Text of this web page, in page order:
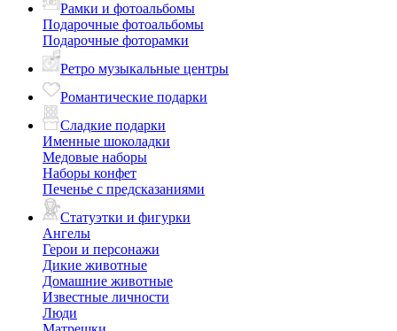
Рамки и фотоальбомы
Подарочные фотоальбомы
Подарочные фоторамки
Ретро музыкальные центры
Романтические подарки
Сладкие подарки
Именные шоколадки
Медовые наборы
Наборы конфет
Печенье с предсказаниями
Статуэтки и фигурки
Ангелы
Герои и персонажи
Дикие животные
Домашние животные
Известные личности
Люди